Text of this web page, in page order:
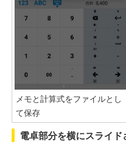
メモと計算式をファイルとし
て保存
電卓部分を横にスライ